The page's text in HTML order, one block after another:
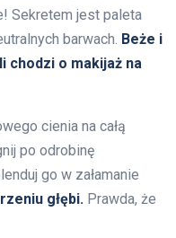
Sekretem jest paleta
barwach. Beże i
chodzi o makijaż na
cienia na całą
po odrobinę
go w załamanie
głębi. Prawda, że